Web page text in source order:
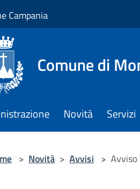
Campania
Comune di
Novità Servizi
> Novità > Avvisi > Avviso